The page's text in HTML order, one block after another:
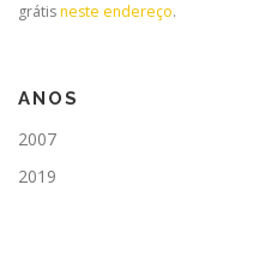
grátisneste endereço.
ANOS
2007
2019